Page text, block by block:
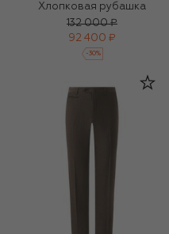
Хлопковая рубашка
132 000 ₽
92 400 ₽
-30%